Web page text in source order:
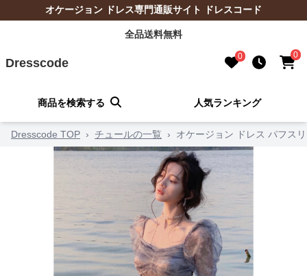
オケージョン ドレス専門通販サイト ドレスコード
全品送料無料
Dresscode 0 0
商品を検索する 人気ランキング
Dresscode TOP › チュールの一覧 › オケージョン ドレス パフス